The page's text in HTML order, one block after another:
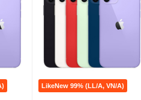
LikeNew 99% (LL/A, VN/A)